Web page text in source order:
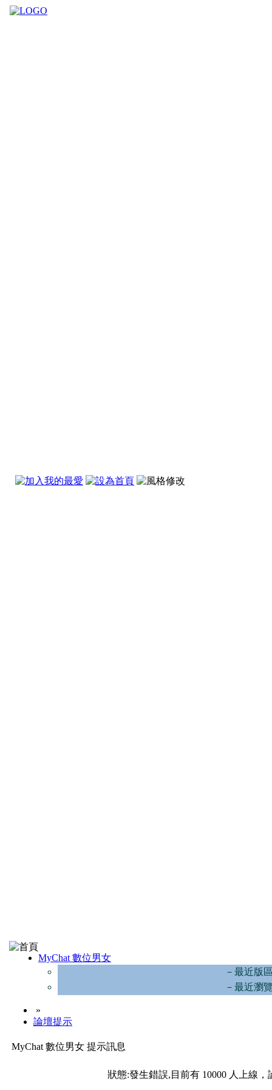
MyChat 數位男女
－最近版
－最近瀏
»
論壇提示
MyChat 數位男女 提示訊息
狀態:發生錯誤,目前有 10000 人上線